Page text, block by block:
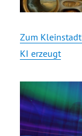
Zum
KI erzeugt